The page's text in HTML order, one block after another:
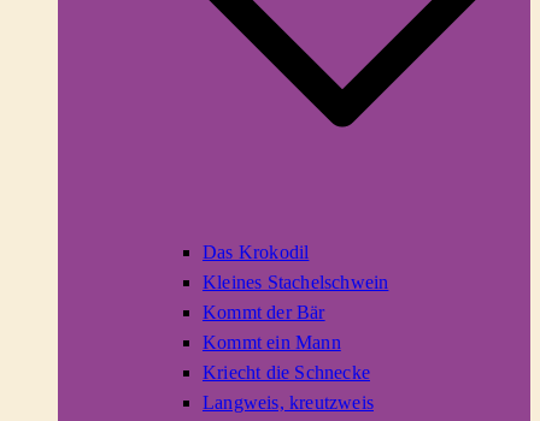
Das Krokodil
Kleines Stachelschwein
Kommt der Bär
Kommt ein Mann
Kriecht die Schnecke
Langweis, kreutzweis